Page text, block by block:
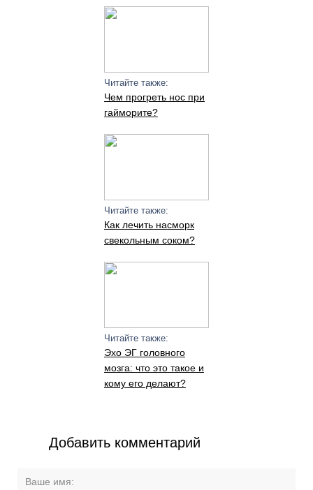
Читайте также:
Чем прогреть нос при
гайморите?
Читайте также:
Как лечить насморк
свекольным соком?
Читайте также:
Эхо ЭГ головного
мозга: что это такое и
кому его делают?
Добавить комментарий